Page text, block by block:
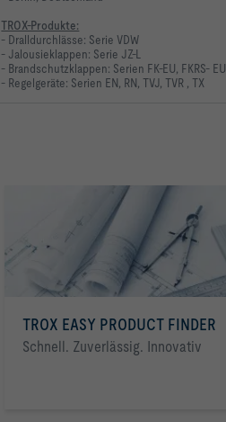
TROX-Produkte:
- Dralldurchlässe: Serie VDW
- Jalousieklappen: Serie JZ-L
- Brandschutzklappen: Serien FK-EU, FKRS- EU
- Regelgeräte: Serien EN, RN, TVJ, TVR , TX
TROX EASY PRODUCT FINDER
Schnell. Zuverlässig. Innovativ